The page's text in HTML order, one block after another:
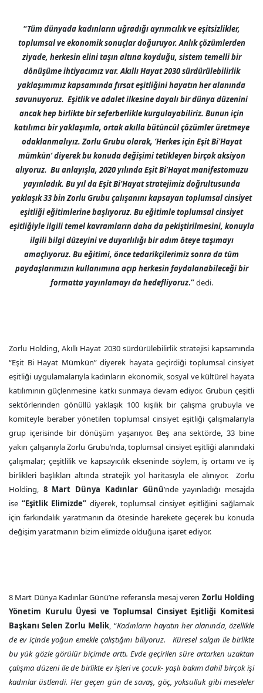
“Tüm dünyada kadınların uğradığı ayrımcılık ve eşitsizlikler,
toplumsal ve ekonomik sonuçlar doğuruyor. Anlık çözümlerden
ziyade, herkesin elini taşın altına koyduğu, sistem temelli bir
dönüşüme ihtiyacımız var. Akıllı Hayat 2030 sürdürülebilirlik
yaklaşımımız kapsamında fırsat eşitliğini hayatın her alanında
savunuyoruz. Eşitlik ve adalet ilkesine dayalı bir dünya düzenini
ancak hep birlikte bir seferberlikle kurgulayabiliriz. Bunun için
katılımcı bir yaklaşımla, ortak akılla bütüncül çözümler üretmeye
odaklanmalıyız. Zorlu Grubu olarak, ‘Herkes için Eşit Bi'Hayat
mümkün’ diyerek bu konuda değişimi tetikleyen birçok aksiyon
alıyoruz. Bu anlayışla, 2020 yılında Eşit Bi’Hayat manifestomuzu
yayınladık. Bu yıl da Eşit Bi’Hayat stratejimiz doğrultusunda
yaklaşık 33 bin Zorlu Grubu çalışanını kapsayan toplumsal cinsiyet
eşitliği eğitimlerine başlıyoruz. Bu eğitimle toplumsal cinsiyet
eşitliğiyle ilgili temel kavramların daha da pekiştirilmesini, konuyla
ilgili bilgi düzeyini ve duyarlılığı bir adım öteye taşımayı
amaçlıyoruz. Bu eğitimi, önce tedarikçilerimiz sonra da tüm
paydaşlarımızın kullanımına açıp herkesin faydalanabileceği bir
formatta yayınlamayı da hedefliyoruz.”dedi.
Zorlu Holding, Akıllı Hayat 2030 sürdürülebilirlik stratejisi kapsamında
“Eşit Bi Hayat Mümkün” diyerek hayata geçirdiği toplumsal cinsiyet
eşitliği uygulamalarıyla kadınların ekonomik, sosyal ve kültürel hayata
katılımının güçlenmesine katkı sunmaya devam ediyor. Grubun çeşitli
sektörlerinden gönüllü yaklaşık 100 kişilik bir çalışma grubuyla ve
komiteyle beraber yönetilen toplumsal cinsiyet eşitliği çalışmalarıyla
grup içerisinde bir dönüşüm yaşanıyor. Beş ana sektörde, 33 bine
yakın çalışanıyla Zorlu Grubu’nda, toplumsal cinsiyet eşitliği alanındaki
çalışmalar; çeşitlilik ve kapsayıcılık ekseninde söylem, iş ortamı ve iş
birlikleri başlıkları altında stratejik yol haritasıyla ele alınıyor. Zorlu
Holding, 8 Mart Dünya Kadınlar Günü’nde yayınladığı mesajda
ise “Eşitlik Elimizde” diyerek, toplumsal cinsiyet eşitliğini sağlamak
için farkındalık yaratmanın da ötesinde harekete geçerek bu konuda
değişim yaratmanın bizim elimizde olduğuna işaret ediyor.
8 Mart Dünya Kadınlar Günü’ne referansla mesaj veren Zorlu Holding
Yönetim Kurulu Üyesi ve Toplumsal Cinsiyet Eşitliği Komitesi
Başkanı Selen Zorlu Melik, “Kadınların hayatın her alanında, özellikle
de ev içinde yoğun emekle çalıştığını biliyoruz. Küresel salgın ile birlikte
bu yük gözle görülür biçimde arttı. Evde geçirilen süre artarken uzaktan
çalışma düzeni ile de birlikte ev işleri ve çocuk- yaşlı bakım dahil birçok işi
kadınlar üstlendi. Her geçen gün de savaş, göç, yoksulluk gibi meseleler